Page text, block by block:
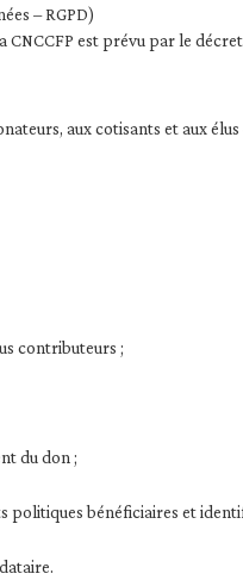
– RGPD)
est prévu par le
aux cotisants et aux
contributeurs ;
du don ;
politiques bénéficiaires et